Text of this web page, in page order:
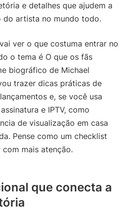
e detalhes que ajudem a
do artista no mundo todo.
ver o que costuma entrar no
o tema é O que os fãs
biográfico de Michael
trazer dicas práticas de
e, se você usa
e IPTV, como
de visualização em casa
Pense como um checklist
mais atenção.
que conecta a